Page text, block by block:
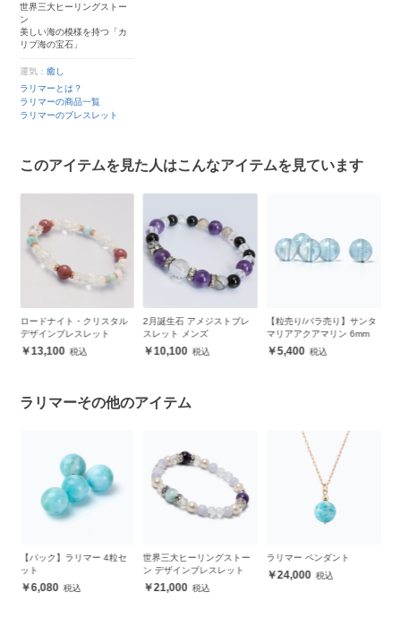
世界三大ヒーリングストー
ン
美しい海の模様を持つ「カ
リブ海の宝石」
運気：癒し
ラリマーとは？
ラリマーの商品一覧
ラリマーのブレスレット
このアイテムを見た人はこんなアイテムを見ています
2月誕生石 アメジストブレ
スレット メンズ
10,100
【粒売り/バラ売り】サンタ
マリアアクアマリン 6mm
5,400
ホヌ・ラリマー デザインブ
レスレット
34,600
ラリマーその他のアイテム
世界三大ヒーリングストー
ン デザインブレスレット
21,000
ラリマー ペンダント
24,000
【一点もの】ラリマー6mm
シンプルブレスレット【鑑
別書付き】